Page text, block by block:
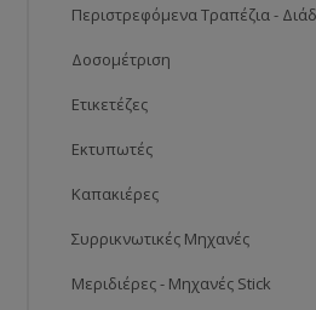
Περιστρεφόμενα Τραπέζια -
Δοσομέτριση
Ετικετέζες
Εκτυπωτές
Καπακιέρες
Συρρικνωτικές Μηχανές
Μεριδιέρες - Μηχανές Stick